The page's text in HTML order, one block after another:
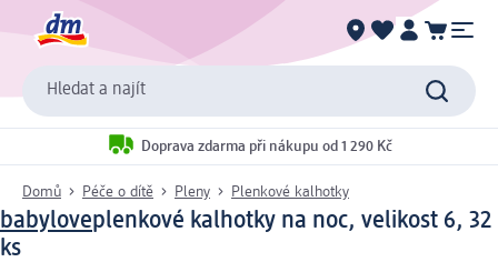
Hledat a najít
Doprava zdarma při nákupu od 1 290 Kč
Domů Péče o dítě Pleny Plenkové kalhotky
babyloveplenkové kalhotky na noc, velikost 6, 32
ks